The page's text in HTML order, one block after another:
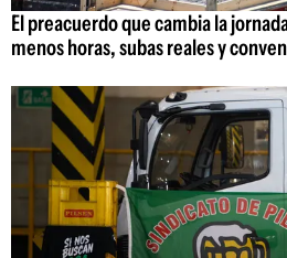
El preacuerdo que cambia la
menos horas, subas reales y